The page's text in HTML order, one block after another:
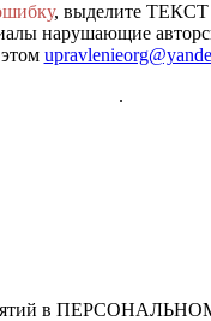
, выделите
нарушающие
этом
.
в